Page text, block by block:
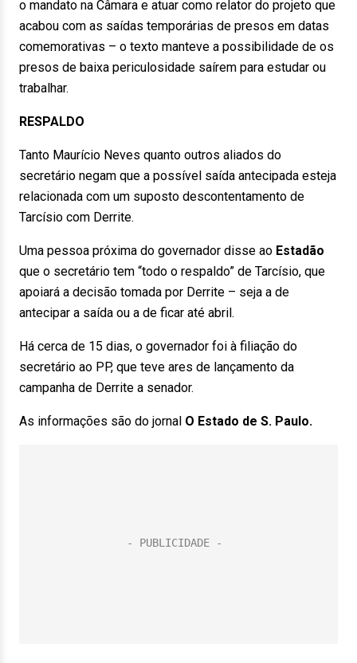
o mandato na Câmara e atuar como relator do projeto que
acabou com as saídas temporárias de presos em datas
comemorativas – o texto manteve a possibilidade de os
presos de baixa periculosidade saírem para estudar ou
trabalhar.
RESPALDO
Tanto Maurício Neves quanto outros aliados do
secretário negam que a possível saída antecipada esteja
relacionada com um suposto descontentamento de
Tarcísio com Derrite.
Uma pessoa próxima do governador disse ao Estadão
que o secretário tem “todo o respaldo” de Tarcísio, que
apoiará a decisão tomada por Derrite – seja a de
antecipar a saída ou a de ficar até abril.
Há cerca de 15 dias, o governador foi à filiação do
secretário ao PP, que teve ares de lançamento da
campanha de Derrite a senador.
As informações são do jornal O Estado de S. Paulo.